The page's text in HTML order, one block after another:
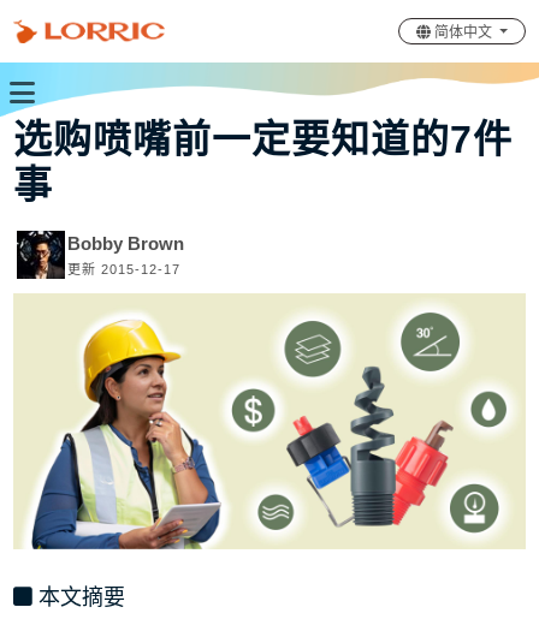
简体中文
选购喷嘴前一定要知道的7件
事
Bobby Brown
更新 2015-12-17
本文摘要